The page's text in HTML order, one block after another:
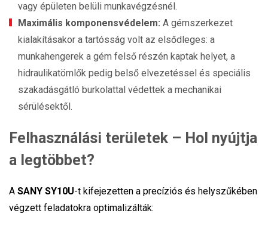
vagy épületen belüli munkavégzésnél.
Maximális komponensvédelem: A gémszerkezet
kialakításakor a tartósság volt az elsődleges: a
munkahengerek a gém felső részén kaptak helyet, a
hidraulikatömlők pedig belső elvezetéssel és speciális
szakadásgátló burkolattal védettek a mechanikai
sérülésektől.
Felhasználási területek – Hol nyújtja
a legtöbbet?
A SANY SY10U-t kifejezetten a precíziós és helyszűkében
végzett feladatokra optimalizálták: